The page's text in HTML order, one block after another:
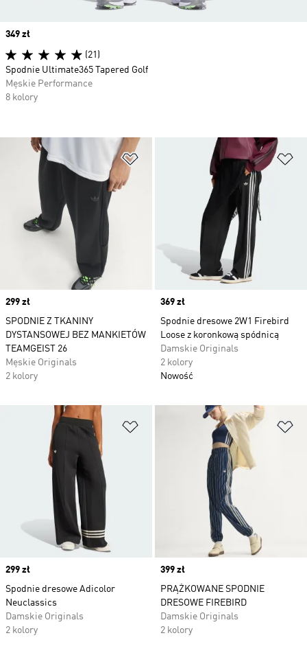
Dodaj do listy życzeń
Price
299 zł
SPODNIE Z TKANINY
DYSTANSOWEJ BEZ MANKIETÓW
TEAMGEIST 26
Męskie Originals
2 kolory
Price
369 zł
Spodnie dresowe 2W1 Firebird
Loose z koronkową spódnicą
Damskie Originals
2 kolory
Nowość
Dodaj do listy życzeń
Price
299 zł
Spodnie dresowe Adicolor
Neuclassics
Damskie Originals
2 kolory
Price
399 zł
PRĄŻKOWANE SPODNIE
DRESOWE FIREBIRD
Damskie Originals
2 kolory
Price
349 zł
(21)
Spodnie Ultimate365 Tapered Golf
Męskie Performance
8 kolory